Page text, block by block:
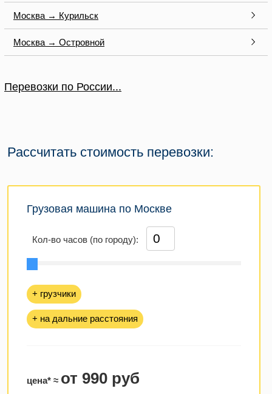
Москва → Курильск
Москва → Островной
Перевозки по России...
Рассчитать стоимость перевозки:
Грузовая машина по Москве
Кол-во часов (по городу):
+ грузчики
+ на дальние расстояния
цена* ≈ от 990 руб